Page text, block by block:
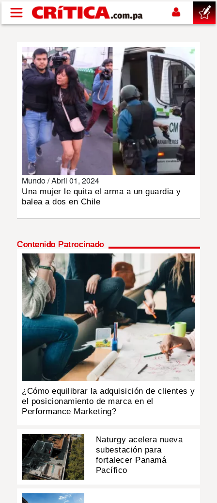
Pasar al contenido principal
SUCESOS
NACIONAL
POLÍTICA
SHOW
DEPORTES
MULTIMEDIA
IMPRESO
Mundo /Abril 01, 2024
Una mujer le quita el arma a un guardia y
balea a dos en Chile
Contenido Patrocinado
¿Cómo equilibrar la adquisición de clientes y
el posicionamiento de marca en el
Performance Marketing?
Naturgy acelera nueva
subestación para
fortalecer Panamá
Pacífico